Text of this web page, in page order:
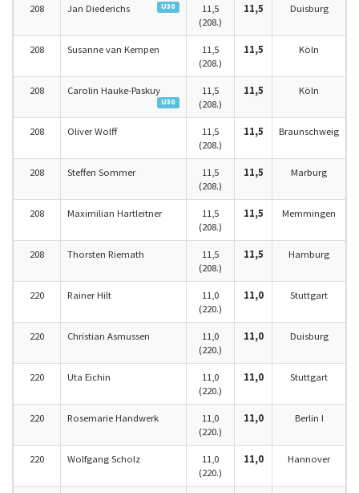
208 Jan Diederichs U30
11,5
(208.)
11,5 Duisburg
208 Susanne van Kempen
11,5
(208.)
11,5 Köln
208 Carolin Hauke-Paskuy
U30
11,5
(208.)
11,5 Köln
208 Oliver Wolff
11,5
(208.)
11,5 Braunschweig
208 Steffen Sommer
11,5
(208.)
11,5 Marburg
208 Maximilian Hartleitner
11,5
(208.)
11,5 Memmingen
208 Thorsten Riemath
11,5
(208.)
11,5 Hamburg
220 Rainer Hilt
11,0
(220.)
11,0 Stuttgart
220 Christian Asmussen
11,0
(220.)
11,0 Duisburg
220 Uta Eichin
11,0
(220.)
11,0 Stuttgart
220 Rosemarie Handwerk
11,0
(220.)
11,0 Berlin I
220 Wolfgang Scholz
11,0
(220.)
11,0 Hannover